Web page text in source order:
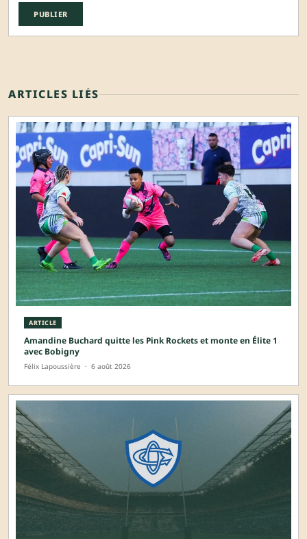
ARTICLES LIÉS
ARTICLE
Amandine Buchard quitte les Pink Rockets et monte en Élite 1
avec Bobigny
Félix Lapoussière · 6 août 2026